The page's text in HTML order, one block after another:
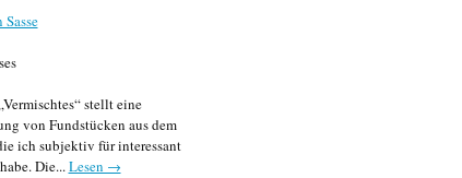
Sasse
stellt eine
von Fundstücken aus dem
ich subjektiv für interessant
Die...Lesen →